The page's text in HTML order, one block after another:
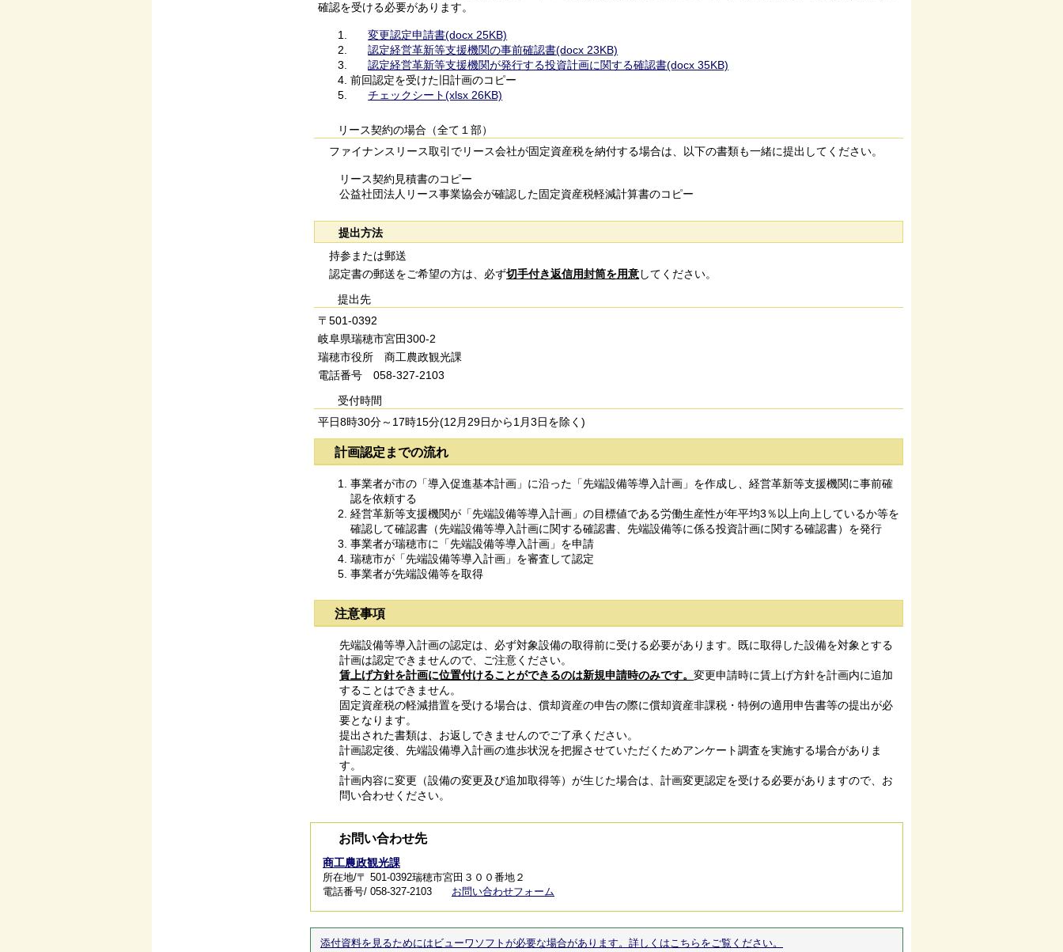
確認を受ける必要があります。
変更認定申請書(docx 25KB)
認定経営革新等支援機関の事前確認書(docx 23KB)
認定経営革新等支援機関が発行する投資計画に関する確認書(docx 35KB)
前回認定を受けた旧計画のコピー
チェックシート(xlsx 26KB)
リース契約の場合（全て１部）
ファイナンスリース取引でリース会社が固定資産税を納付する場合は、以下の書類も一緒に提出してください。
リース契約見積書のコピー
公益社団法人リース事業協会が確認した固定資産税軽減計算書のコピー
提出方法
持参または郵送
認定書の郵送をご希望の方は、必ず切手付き返信用封筒を用意してください。
提出先
〒501-0392
岐阜県瑞穂市宮田300-2
瑞穂市役所 商工農政観光課
電話番号 058-327-2103
受付時間
平日8時30分～17時15分(12月29日から1月3日を除く)
計画認定までの流れ
事業者が市の「導入促進基本計画」に沿った「先端設備等導入計画」を作成し、経営革新等支援機関に事前確
認を依頼する
経営革新等支援機関が「先端設備等導入計画」の目標値である労働生産性が年平均3％以上向上しているか等を
確認して確認書（先端設備等導入計画に関する確認書、先端設備等に係る投資計画に関する確認書）を発行
事業者が瑞穂市に「先端設備等導入計画」を申請
瑞穂市が「先端設備等導入計画」を審査して認定
事業者が先端設備等を取得
注意事項
先端設備等導入計画の認定は、必ず対象設備の取得前に受ける必要があります。既に取得した設備を対象とする
計画は認定できませんので、ご注意ください。
賃上げ方針を計画に位置付けることができるのは新規申請時のみです。変更申請時に賃上げ方針を計画内に追加
することはできません。
固定資産税の軽減措置を受ける場合は、償却資産の申告の際に償却資産非課税・特例の適用申告書等の提出が必
要となります。
提出された書類は、お返しできませんのでご了承ください。
計画認定後、先端設備導入計画の進歩状況を把握させていただくためアンケート調査を実施する場合がありま
す。
計画内容に変更（設備の変更及び追加取得等）が生じた場合は、計画変更認定を受ける必要がありますので、お
問い合わせください。
お問い合わせ先
商工農政観光課
所在地/〒 501-0392瑞穂市宮田３００番地２
電話番号/ 058-327-2103
お問い合わせフォーム
添付資料を見るためにはビューワソフトが必要な場合があります。詳しくはこちらをご覧ください。